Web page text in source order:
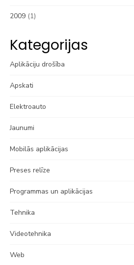
2009 (1)
Kategorijas
Aplikāciju drošība
Apskati
Elektroauto
Jaunumi
Mobilās aplikācijas
Preses relīze
Programmas un aplikācijas
Tehnika
Videotehnika
Web